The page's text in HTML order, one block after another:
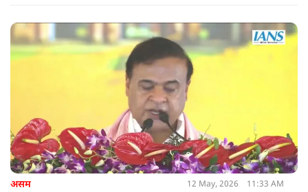
असम 12 May, 2026 11:33 AM